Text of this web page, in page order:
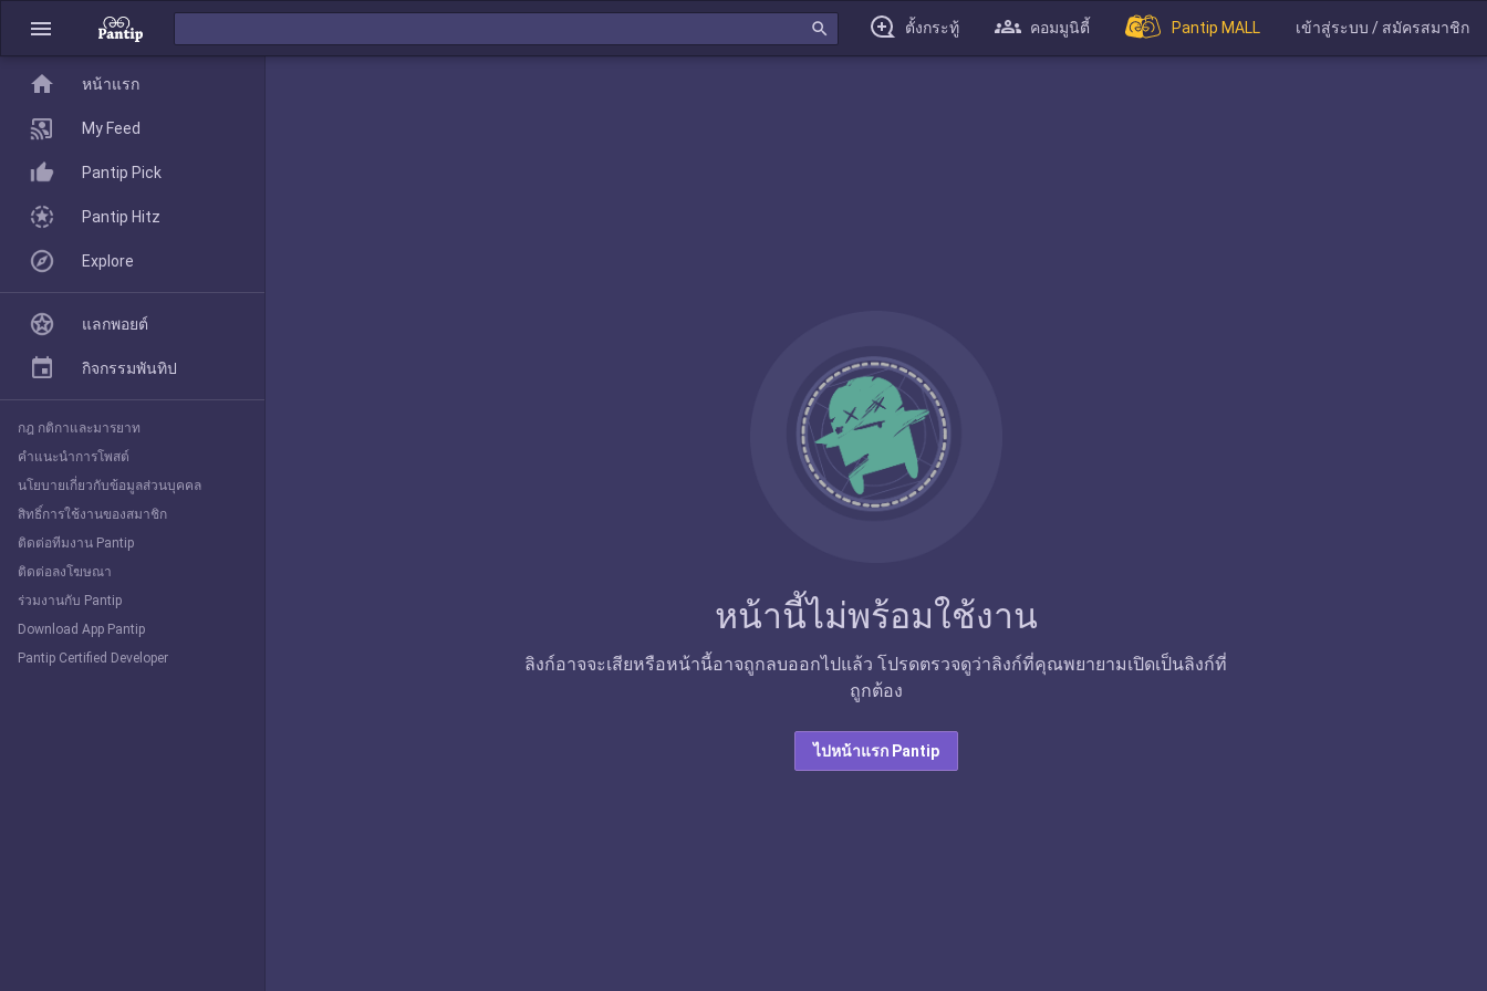
menu search ตั้งกระทู้ คอมมูนิตี้ Pantip MALL เข้าสู่ระบบ / สมัครสมาชิก
หน้านี้ไม่พร้อมใช้งาน
ลิงก์อาจจะเสียหรือหน้านี้อาจถูกลบออกไปแล้ว โปรดตรวจดูว่าลิงก์ที่คุณพยายามเปิดเป็นลิงก์ที่
ถูกต้อง
ไปหน้าแรก Pantip
home
Pantip Pick
Explore
home หน้าแรก
My Feed
Pantip Pick
Pantip Hitz
Explore
แลกพอยต์
กิจกรรมพันทิป
กฎ กติกาและมารยาท
คำแนะนำการโพสต์
นโยบายเกี่ยวกับข้อมูลส่วนบุคคล
สิทธิ์การใช้งานของสมาชิก
ติดต่อทีมงาน Pantip
ติดต่อลงโฆษณา
ร่วมงานกับ Pantip
Download App Pantip
Pantip Certified Developer